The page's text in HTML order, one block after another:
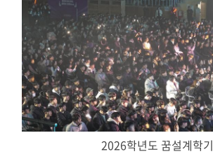
2026학년도 꿈설계학기